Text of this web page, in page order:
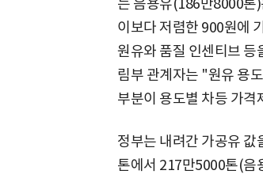
이보다 저렴한 900원에
원유와 품질 인센티브 등
림부 관계자는 "원유 용
부분이 용도별 차등 가
정부는 내려간 가공유
톤에서 217만5000톤(음